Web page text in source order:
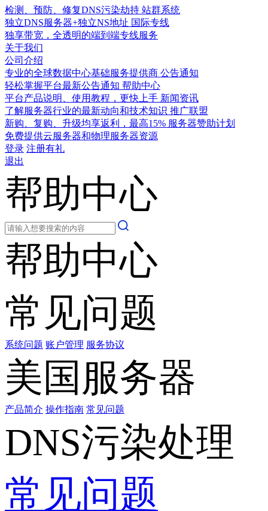
检测、预防、修复DNS污染劫持 站群系统
独立DNS服务器+独立NS地址 国际专线
独享带宽，全透明的端到端专线服务
关于我们
公司介绍
专业的全球数据中心基础服务提供商 公告通知
轻松掌握平台最新公告通知 帮助中心
平台产品说明、使用教程，更快上手 新闻资讯
了解服务器行业的最新动向和技术知识 推广联盟
新购、复购、升级均享返利，最高15% 服务器赞助计划
免费提供云服务器和物理服务器资源
登录 注册有礼
退出
帮助中心
帮助中心
常见问题
系统问题 账户管理 服务协议
美国服务器
产品简介 操作指南 常见问题
DNS污染处理
常见问题